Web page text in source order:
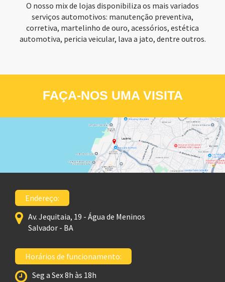
O nosso mix de lojas disponibiliza os mais variados
serviços automotivos: manutenção preventiva,
corretiva, martelinho de ouro, acessórios, estética
automotiva, pericia veicular, lava a jato, dentre outros.
FAÇA-NOS UMA VISITA
Endereço:
Av. Jequitaia, 19 - Água de Meninos
Salvador - BA
Horários de funcionamento:
Seg a Sex 8h às 18h